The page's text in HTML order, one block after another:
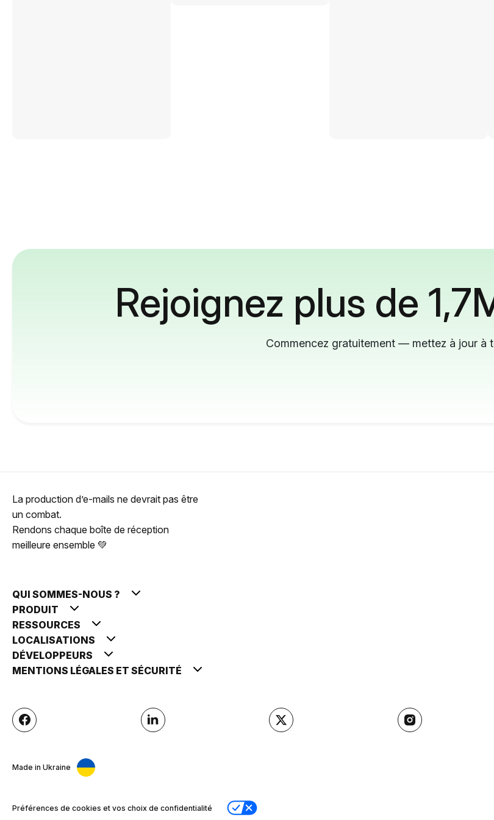
Rejoignez plus de
Commencez gratuitement — mettez à jour à
La production d’e-mails ne devrait pas être
un combat.
Rendons chaque boîte de réception
meilleure ensemble 💚
QUI SOMMES-NOUS ?
PRODUIT
RESSOURCES
LOCALISATIONS
DÉVELOPPEURS
MENTIONS LÉGALES ET SÉCURITÉ
Made in Ukraine
Préférences de cookies et vos choix de confidentialité